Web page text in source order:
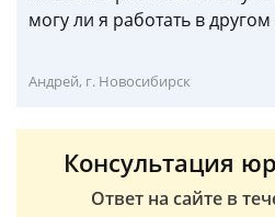
могу ли я работать в
Андрей, г. Новосибирск
Консультация
Ответ на сайте в